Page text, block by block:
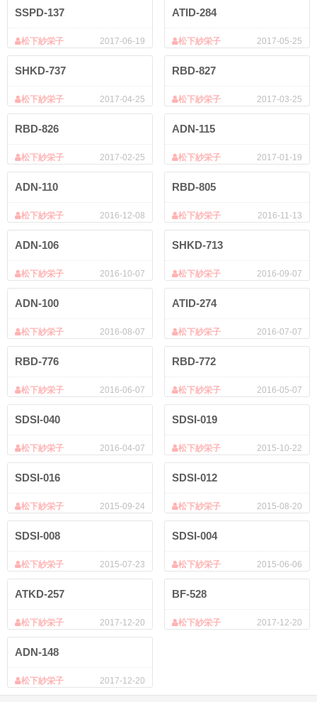
SSPD-137
2017-06-19
松下紗栄子
ATID-284
2017-05-25
松下紗栄子
SHKD-737
2017-04-25
松下紗栄子
RBD-827
2017-03-25
松下紗栄子
RBD-826
2017-02-25
松下紗栄子
ADN-115
2017-01-19
松下紗栄子
ADN-110
2016-12-08
松下紗栄子
RBD-805
2016-11-13
松下紗栄子
ADN-106
2016-10-07
松下紗栄子
SHKD-713
2016-09-07
松下紗栄子
ADN-100
2016-08-07
松下紗栄子
ATID-274
2016-07-07
松下紗栄子
RBD-776
2016-06-07
松下紗栄子
RBD-772
2016-05-07
松下紗栄子
SDSI-040
2016-04-07
松下紗栄子
SDSI-019
2015-10-22
松下紗栄子
SDSI-016
2015-09-24
松下紗栄子
SDSI-012
2015-08-20
松下紗栄子
SDSI-008
2015-07-23
松下紗栄子
SDSI-004
2015-06-06
松下紗栄子
ATKD-257
2017-12-20
松下紗栄子
BF-528
2017-12-20
松下紗栄子
ADN-148
2017-12-20
松下紗栄子